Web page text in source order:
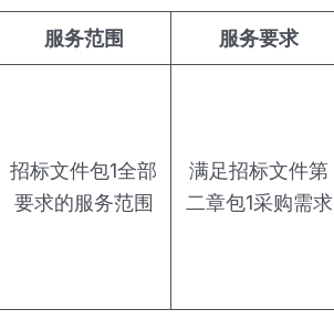
服务范围 服务要求
招标文件包1全部
要求的服务范围
满足招标文件第
二章包1采购需求